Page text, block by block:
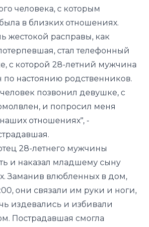
человека, с которым
в близких отношениях.
жестокой расправы, как
стал телефонный
с которой 28-летний мужчина
настоянию родственников.
позвонил девушке, с
и попросил меня
отношениях", -
28-летнего мужчины
и наказал младшему сыну
Заманив влюбленных в дом,
они связали им руки и ноги,
издевались и избивали
Пострадавшая смогла